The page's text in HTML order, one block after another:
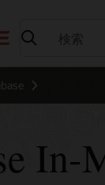
In-